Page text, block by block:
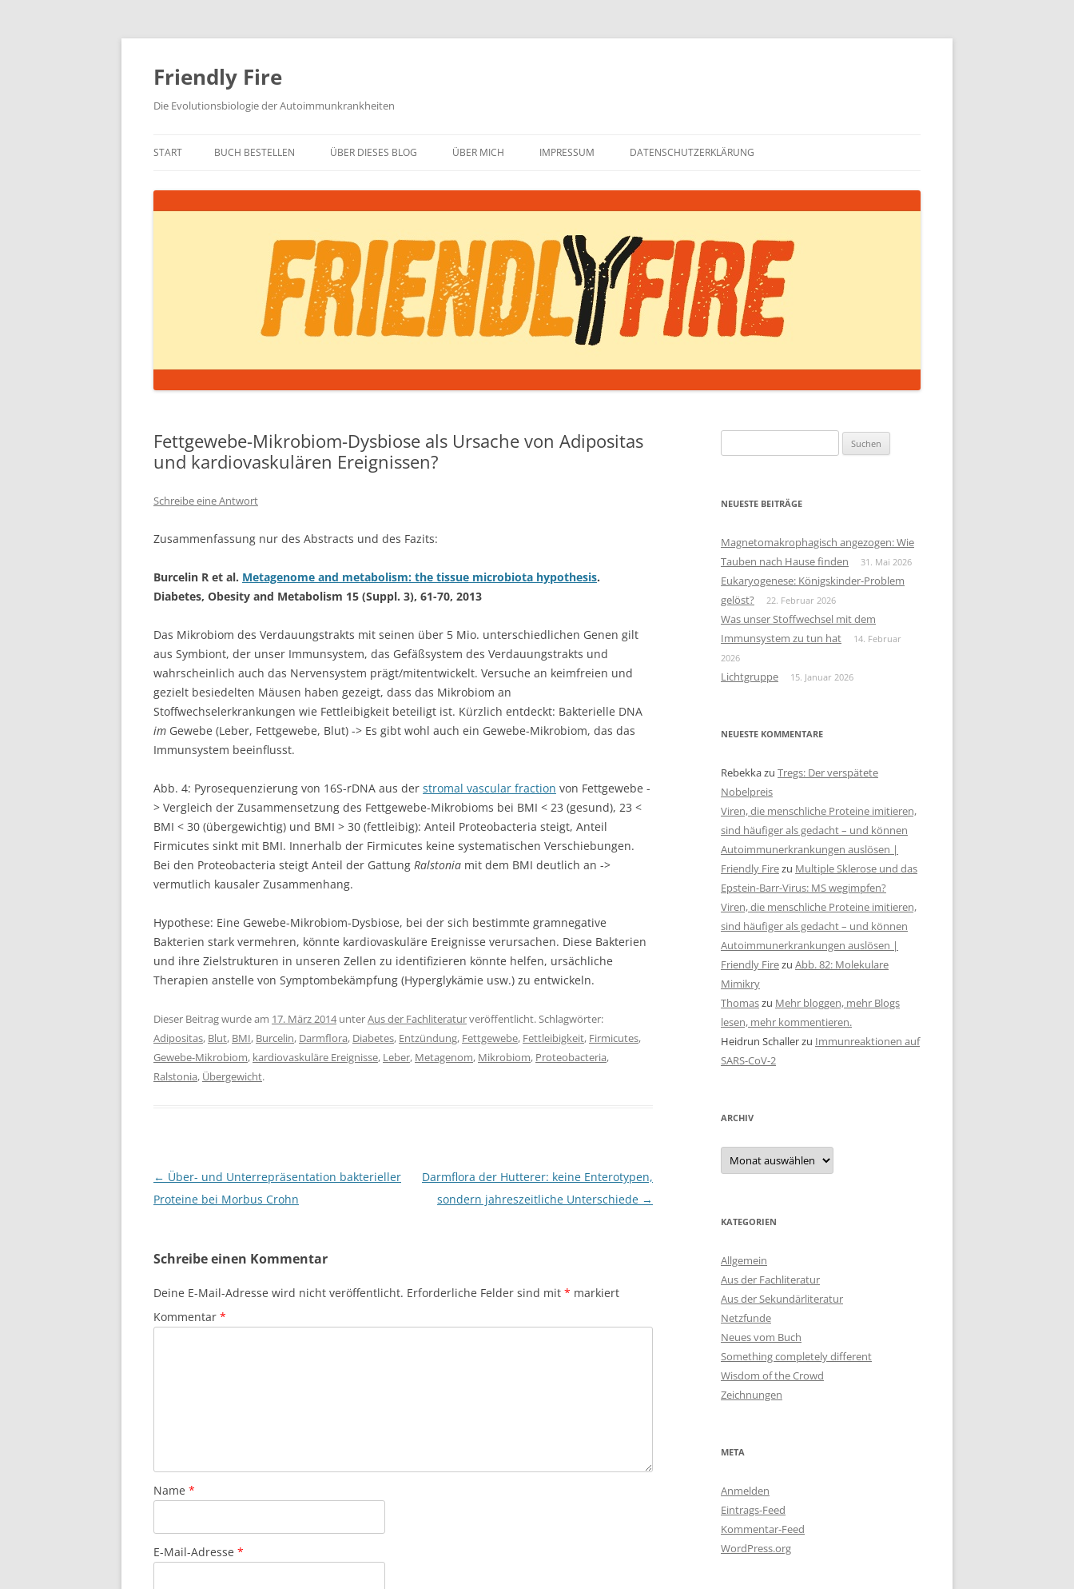
Zum
springen
Friendly Fire
Die Evolutionsbiologie der Autoimmunkrankheiten
START BUCH BESTELLEN ÜBER DIESES BLOG ÜBER MICH IMPRESSUM DATENSCHUTZERKLÄRUNG
Fettgewebe-Mikrobiom-Dysbiose als Ursache von Adipositas
und kardiovaskulären Ereignissen?
Schreibe eine Antwort
Zusammenfassung nur des Abstracts und des Fazits:
Burcelin R et al. Metagenome and metabolism: the tissue microbiota hypothesis.
Diabetes, Obesity and Metabolism 15 (Suppl. 3), 61-70, 2013
Das Mikrobiom des Verdauungstrakts mit seinen über 5 Mio. unterschiedlichen Genen gilt
aus Symbiont, der unser Immunsystem, das Gefäßsystem des Verdauungstrakts und
wahrscheinlich auch das Nervensystem prägt/mitentwickelt. Versuche an keimfreien und
gezielt besiedelten Mäusen haben gezeigt, dass das Mikrobiom an
Stoffwechselerkrankungen wie Fettleibigkeit beteiligt ist. Kürzlich entdeckt: Bakterielle DNA
im Gewebe (Leber, Fettgewebe, Blut) -> Es gibt wohl auch ein Gewebe-Mikrobiom, das das
Immunsystem beeinflusst.
Abb. 4: Pyrosequenzierung von 16S-rDNA aus der stromal vascular fraction von Fettgewebe -
> Vergleich der Zusammensetzung des Fettgewebe-Mikrobioms bei BMI < 23 (gesund), 23 <
BMI < 30 (übergewichtig) und BMI > 30 (fettleibig): Anteil Proteobacteria steigt, Anteil
Firmicutes sinkt mit BMI. Innerhalb der Firmicutes keine systematischen Verschiebungen.
Bei den Proteobacteria steigt Anteil der Gattung Ralstonia mit dem BMI deutlich an ->
vermutlich kausaler Zusammenhang.
Hypothese: Eine Gewebe-Mikrobiom-Dysbiose, bei der sich bestimmte gramnegative
Bakterien stark vermehren, könnte kardiovaskuläre Ereignisse verursachen. Diese Bakterien
und ihre Zielstrukturen in unseren Zellen zu identifizieren könnte helfen, ursächliche
Therapien anstelle von Symptombekämpfung (Hyperglykämie usw.) zu entwickeln.
Dieser Beitrag wurde am 17. März 2014unterAus der Fachliteraturveröffentlicht. Schlagwörter:
Adipositas, Blut, BMI, Burcelin, Darmflora, Diabetes, Entzündung, Fettgewebe, Fettleibigkeit, Firmicutes,
Gewebe-Mikrobiom, kardiovaskuläre Ereignisse, Leber, Metagenom, Mikrobiom, Proteobacteria,
Ralstonia, Übergewicht.
Beitragsnavigation
← Über- und Unterrepräsentation bakterieller
Proteine bei Morbus Crohn
Darmflora der Hutterer: keine Enterotypen,
sondern jahreszeitliche Unterschiede →
Schreibe einen Kommentar
Deine E-Mail-Adresse wird nicht veröffentlicht. Erforderliche Felder sind mit * markiert
Kommentar *
Name *
E-Mail-Adresse *
nach:
NEUESTE BEITRÄGE
Magnetomakrophagisch angezogen: Wie
Tauben nach Hause finden
31. Mai 2026
Eukaryogenese: Königskinder-Problem
gelöst?
22. Februar 2026
Was unser Stoffwechsel mit dem
Immunsystem zu tun hat
14. Februar
2026
Lichtgruppe 15. Januar 2026
NEUESTE KOMMENTARE
Rebekkazu Tregs: Der verspätete
Nobelpreis
Viren, die menschliche Proteine imitieren,
sind häufiger als gedacht – und können
Autoimmunerkrankungen auslösen |
Friendly Firezu Multiple Sklerose und das
Epstein-Barr-Virus: MS wegimpfen?
Viren, die menschliche Proteine imitieren,
sind häufiger als gedacht – und können
Autoimmunerkrankungen auslösen |
Friendly Firezu Abb. 82: Molekulare
Mimikry
Thomaszu Mehr bloggen, mehr Blogs
lesen, mehr kommentieren.
Heidrun Schallerzu Immunreaktionen auf
SARS-CoV-2
ARCHIV
Archiv
KATEGORIEN
Allgemein
Aus der Fachliteratur
Aus der Sekundärliteratur
Netzfunde
Neues vom Buch
Something completely different
Wisdom of the Crowd
Zeichnungen
META
Anmelden
Eintrags-Feed
Kommentar-Feed
WordPress.org